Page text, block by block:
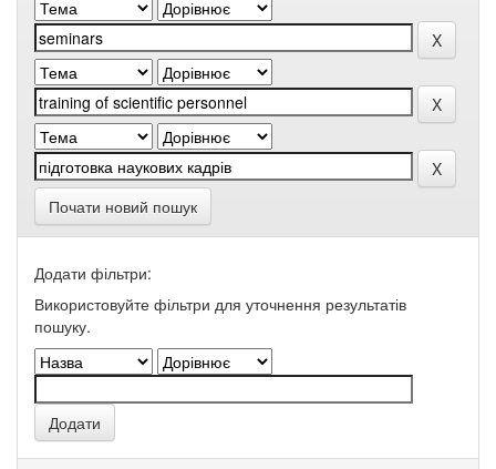
Почати новий пошук
Додати фільтри:
Використовуйте фільтри для уточнення результатів
пошуку.